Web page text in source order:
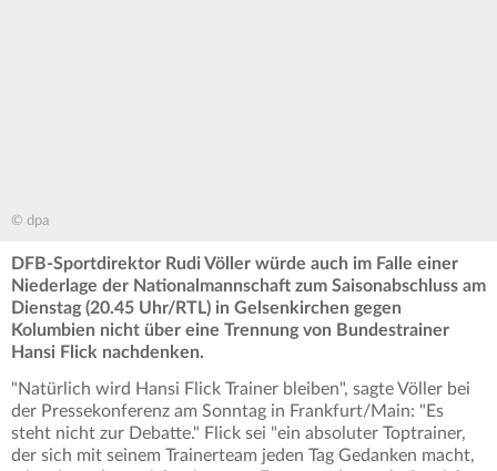
© dpa
DFB-Sportdirektor Rudi Völler würde auch im Falle einer
Niederlage der Nationalmannschaft zum Saisonabschluss am
Dienstag (20.45 Uhr/RTL) in Gelsenkirchen gegen
Kolumbien nicht über eine Trennung von Bundestrainer
Hansi Flick nachdenken.
"Natürlich wird Hansi Flick Trainer bleiben", sagte Völler bei
der Pressekonferenz am Sonntag in Frankfurt/Main: "Es
steht nicht zur Debatte." Flick sei "ein absoluter Toptrainer,
der sich mit seinem Trainerteam jeden Tag Gedanken macht,